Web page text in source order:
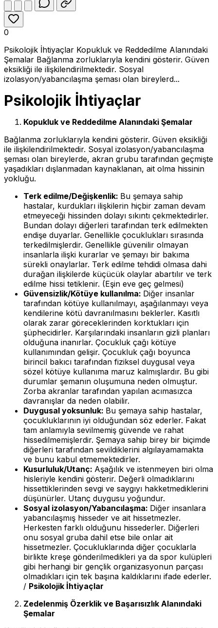
0
Psikolojik İhtiyaçlar Kopukluk ve Reddedilme Alanındaki
Şemalar Bağlanma zorluklarıyla kendini gösterir. Güven
eksikliği ile ilişkilendirilmektedir. Sosyal
izolasyon/yabancılaşma şeması olan bireylerd...
Psikolojik İhtiyaçlar
Kopukluk ve Reddedilme Alanındaki Şemalar
Bağlanma zorluklarıyla kendini gösterir. Güven eksikliği
ile ilişkilendirilmektedir. Sosyal izolasyon/yabancılaşma
şeması olan bireylerde, akran grubu tarafından geçmişte
yaşadıkları dışlanmadan kaynaklanan, ait olma hissinin
yokluğu.
Terk edilme/Değişkenlik: Bu şemaya sahip
hastalar, kurdukları ilişkilerin hiçbir zaman devam
etmeyeceği hissinden dolayı sıkıntı çekmektedirler.
Bundan dolayı diğerleri tarafından terk edilmekten
endişe duyarlar. Genellikle çocuklukları sırasında
terkedilmişlerdir. Genellikle güvenilir olmayan
insanlarla ilişki kurarlar ve şemayı bir bakıma
sürekli onaylarlar. Terk edilme tehdidi olmasa dahi
durağan ilişkilerde küçücük olaylar abartılır ve terk
edilme hissi tetiklenir. (Eşin eve geç gelmesi)
Güvensizlik/Kötüye kullanılma: Diğer insanlar
tarafından kötüye kullanılmayı, aşağılanmayı veya
kendilerine kötü davranılmasını beklerler. Kasıtlı
olarak zarar göreceklerinden korktukları için
şüphecidirler. Karşılarındaki insanların gizli planları
olduğuna inanırlar. Çocukluk çağı kötüye
kullanımından gelişir. Çocukluk çağı boyunca
birincil bakıcı tarafından fiziksel duygusal veya
sözel kötüye kullanıma maruz kalmışlardır. Bu gibi
durumlar şemanın oluşumuna neden olmuştur.
Zorba akranlar tarafından yapılan acımasızca
davranışlar da neden olabilir.
Duygusal yoksunluk: Bu şemaya sahip hastalar,
çocukluklarının iyi olduğundan söz ederler. Fakat
tam anlamıyla sevilmemiş güvende ve rahat
hissedilmemişlerdir. Şemaya sahip birey bir biçimde
diğerleri tarafından sevildiklerini algılayamamakta
ve bunu kabul etmemektedirler.
Kusurluluk/Utanç: Aşağılık ve istenmeyen biri olma
hisleriyle kendini gösterir. Değerli olmadıklarını
hissettiklerinden sevgi ve saygıyı hakketmediklerini
düşünürler. Utanç duygusu yoğundur.
Sosyal izolasyon/Yabancılaşma: Diğer insanlara
yabancılaşmış hisseder ve ait hissetmezler.
Herkesten farklı olduğunu hissederler. Diğerleri
onu sosyal gruba dahil etse bile onlar ait
hissetmezler. Çocukluklarında diğer çocuklarla
birlikte kreşe gönderilmedikleri ya da spor kulüpleri
gibi herhangi bir gençlik organizasyonun parçası
olmadıkları için tek başına kaldıklarını ifade ederler.
/ Psikolojik İhtiyaçlar
Zedelenmiş Özerklik ve Başarısızlık Alanındaki
Şemalar